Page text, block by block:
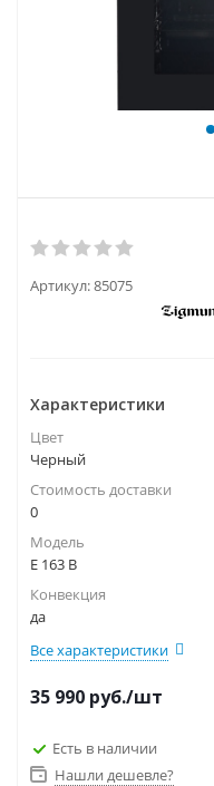
Артикул:85075
Характеристики
Цвет
Черный
Стоимость доставки
0
Модель
E 163 B
Конвекция
да
Все характеристики
35 990 руб./шт
Есть в наличии
Нашли дешевле?